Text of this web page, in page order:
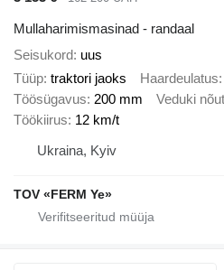
Mullaharimismasinad - randaal
Seisukord uus
Tüüp traktori jaoks Haardeulatus
Töösügavus 200 mm Veduki
Töökiirus 12 km/t
Ukraina, Kyiv
TOV «FERM Ye»